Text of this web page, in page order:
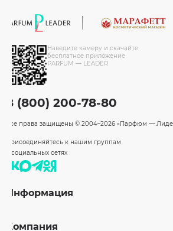
Наведите камеру и скачайте
бесплатное приложение
PARFUM — LEADER
8 (800) 200-78-80
Все права защищены © 2004–2026 «Парфюм —
Присоединяйтесь к нашим группам
в социальных сетях
Информация
Бренды
Компания